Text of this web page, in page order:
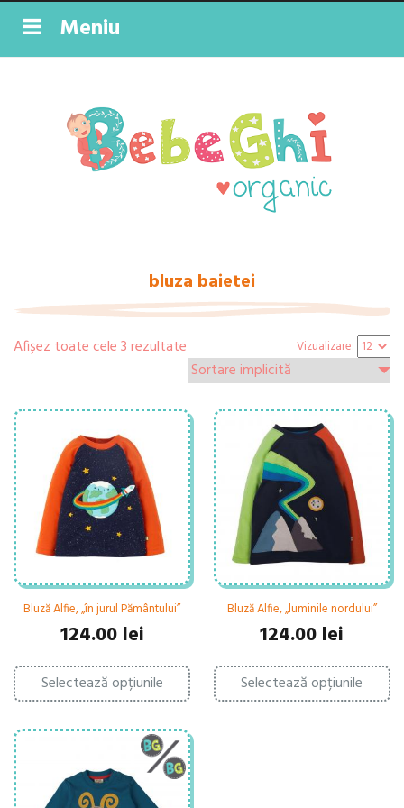
Meniu
bluza baietei
Afișez toate cele 3 rezultate Vizualizare:
Bluză Alfie, „în jurul Pământului”
124.00 lei
Selectează opțiunile
Acest
produs
are
multe
variații.
Opțiunile
pot
fi
Bluză Alfie, „luminile nordului”
124.00 lei
Selectează opțiunile